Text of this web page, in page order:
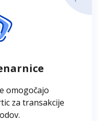
omogočajo
za transakcije
denarnice
so rešitev za e-
debetnih
plačilnih prehodih.